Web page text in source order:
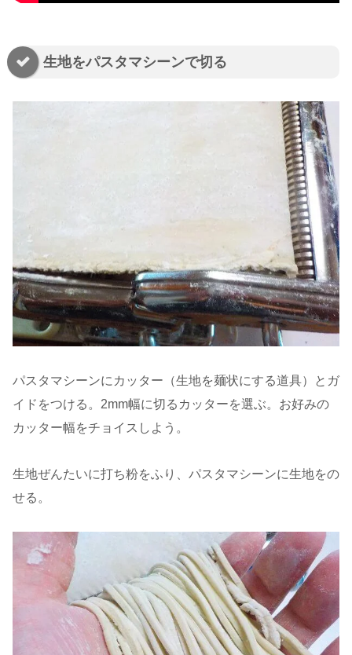
生地をパスタマシーンで切る
パスタマシーンにカッター（生地を麺状にする道具）とガ
イドをつける。2mm幅に切るカッターを選ぶ。お好みの
カッター幅をチョイスしよう。
生地ぜんたいに打ち粉をふり、パスタマシーンに生地をの
せる。